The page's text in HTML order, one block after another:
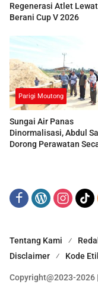
Regenerasi Atlet Lewat
Berani Cup V 2026
Parigi Moutong
Sungai Air Panas
Dinormalisasi, Abdul
Dorong Perawatan
Tentang Kami
Disclaimer
Kode
Copyright@2023-2026